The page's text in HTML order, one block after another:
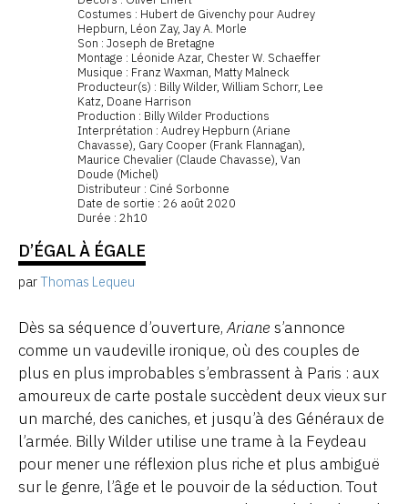
Costumes : Hubert de Givenchy pour Audrey
Hepburn, Léon Zay, Jay A. Morle
Son : Joseph de Bretagne
Montage : Léonide Azar, Chester W. Schaeffer
Musique : Franz Waxman, Matty Malneck
Producteur(s) : Billy Wilder, William Schorr, Lee
Katz, Doane Harrison
Production : Billy Wilder Productions
Interprétation : Audrey Hepburn (Ariane
Chavasse), Gary Cooper (Frank Flannagan),
Maurice Chevalier (Claude Chavasse), Van
Doude (Michel)
Distributeur : Ciné Sorbonne
Date de sortie : 26 août 2020
Durée : 2h10
D’ÉGAL À ÉGALE
parThomas Lequeu
Dès sa séquence d’ouverture,Ariane s’annonce
comme un vaudeville ironique, où des couples de
plus en plus improbables s’embrassent à Paris : aux
amoureux de carte postale succèdent deux vieux sur
un marché, des caniches, et jusqu’à des Généraux de
l’armée. Billy Wilder utilise une trame à la Feydeau
pour mener une réflexion plus riche et plus ambiguë
sur le genre, l’âge et le pouvoir de la séduction. Tout